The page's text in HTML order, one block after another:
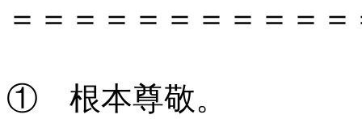
＝＝＝＝＝＝＝＝＝＝
① 根本尊敬。